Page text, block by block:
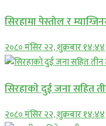
सिरहामा पेस्तोल र
२०८० मंसिर २२, शुक्रबार १४:४४
सिरहाकाे दुई जना सहित
२०८० मंसिर २२, शुक्रबार १४:४४